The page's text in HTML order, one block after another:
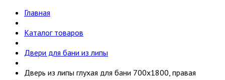
Главная
Каталог товаров
Двери для бани из липы
Дверь из липы глухая для бани 700х1800, правая